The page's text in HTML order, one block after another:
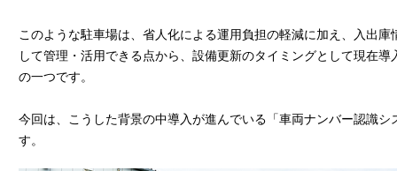
このような駐車場は、省人化による運用負担の軽減に加え、入出
して管理・活用できる点から、設備更新のタイミングとして現在
の一つです。
今回は、こうした背景の中導入が進んでいる「車両ナンバー認識
す。